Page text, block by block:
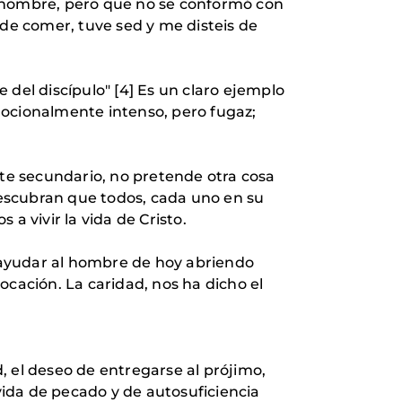
pero que no se conformó con
comer, tuve sed y me disteis de
del discípulo" [4] Es un claro ejemplo
intenso, pero fugaz;
secundario, no pretende otra cosa
que todos, cada uno en su
a vivir la vida de Cristo.
al hombre de hoy abriendo
La caridad, nos ha dicho el
el deseo de entregarse al prójimo,
de pecado y de autosuficiencia